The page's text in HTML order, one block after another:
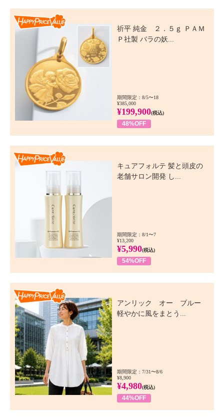
祈平 純金 ２．５ｇ ＰＡＭ
Ｐ社製 バラの妖...
期間限定：8/5〜18
¥385,000
¥199,900(税込)
48%OFF
キュアフォルテ 髪と頭皮の
老舗サロン開発 し...
期間限定：8/1〜7
¥13,200
¥5,990(税込)
54%OFF
アンリック オー ブルー
軽やかに風をまとう...
期間限定：7/31〜8/6
¥8,900
¥4,980(税込)
44%OFF